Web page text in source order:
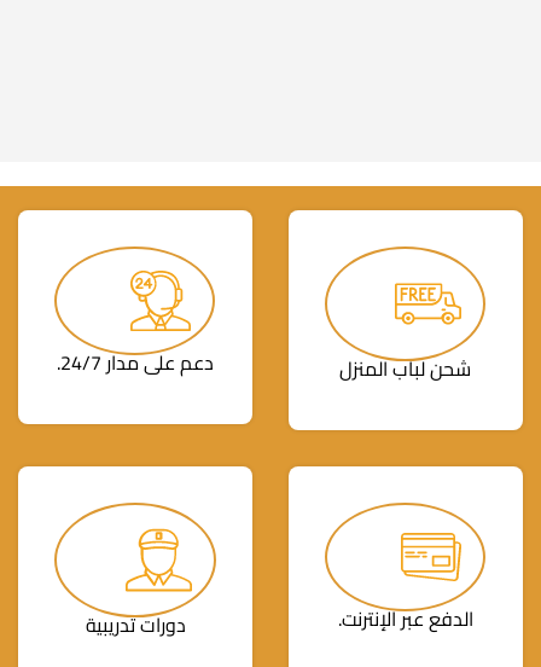
شحن لباب المنزل دعم على مدار 24/7.
الدفع عبر الإنترنت. دورات تدريبية